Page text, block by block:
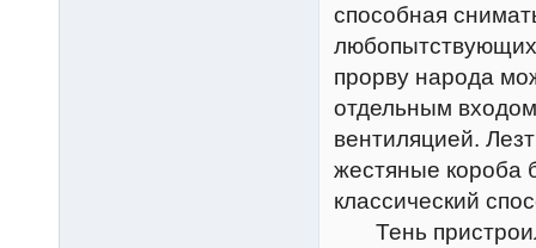
способная
прорву народа
отдельным
вентиляцией.
жестяные короба
классический
Тень